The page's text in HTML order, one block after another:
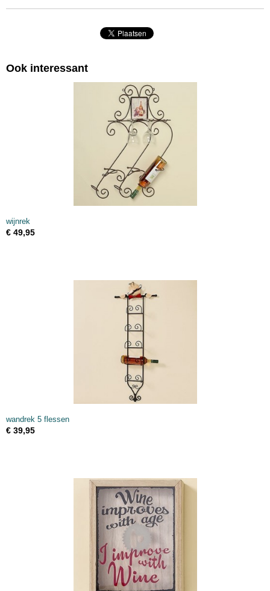
Ook interessant
wijnrek
€ 49,95
wandrek 5 flessen
€ 39,95